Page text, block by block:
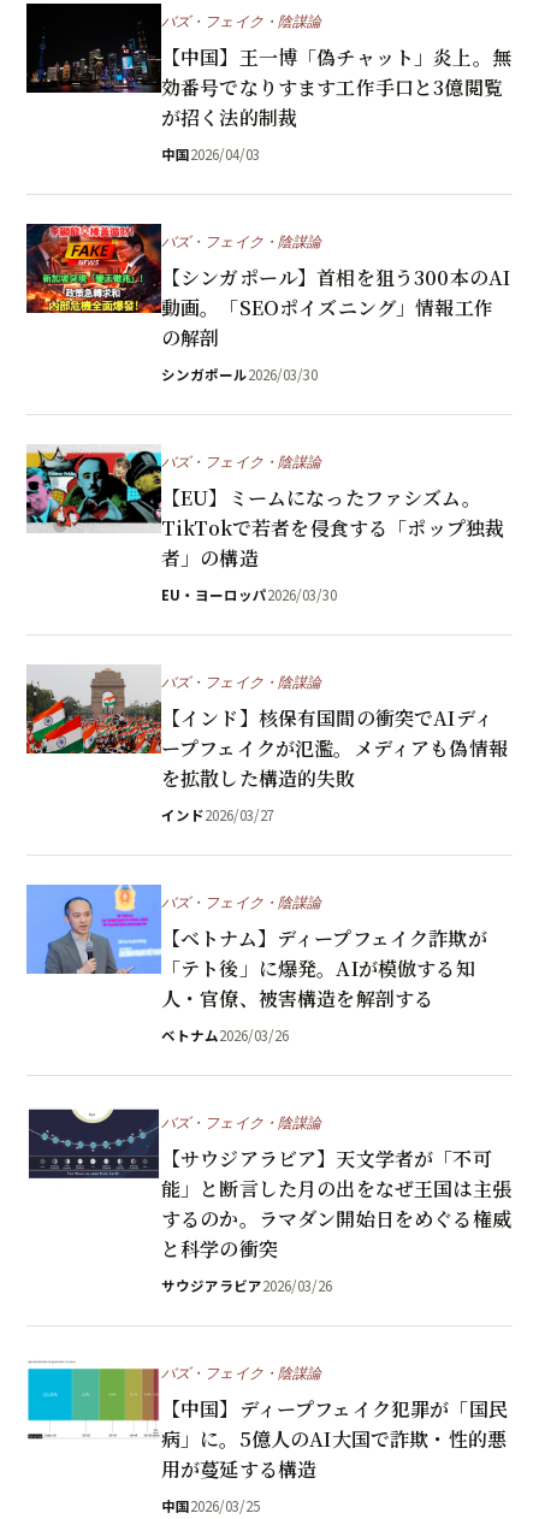
バズ・フェイク・陰謀論
【中国】王一博「偽チャット」炎上。無
効番号でなりすます工作手口と3億閲覧
が招く法的制裁
中国2026/04/03
バズ・フェイク・陰謀論
【シンガポール】首相を狙う300本のAI
動画。「SEOポイズニング」情報工作
の解剖
シンガポール2026/03/30
バズ・フェイク・陰謀論
【EU】ミームになったファシズム。
TikTokで若者を侵食する「ポップ独裁
者」の構造
EU・ヨーロッパ2026/03/30
バズ・フェイク・陰謀論
【インド】核保有国間の衝突でAIディ
ープフェイクが氾濫。メディアも偽情報
を拡散した構造的失敗
インド2026/03/27
バズ・フェイク・陰謀論
【ベトナム】ディープフェイク詐欺が
「テト後」に爆発。AIが模倣する知
人・官僚、被害構造を解剖する
ベトナム2026/03/26
バズ・フェイク・陰謀論
【サウジアラビア】天文学者が「不可
能」と断言した月の出をなぜ王国は主張
するのか。ラマダン開始日をめぐる権威
と科学の衝突
サウジアラビア2026/03/26
バズ・フェイク・陰謀論
【中国】ディープフェイク犯罪が「国民
病」に。5億人のAI大国で詐欺・性的悪
用が蔓延する構造
中国2026/03/25